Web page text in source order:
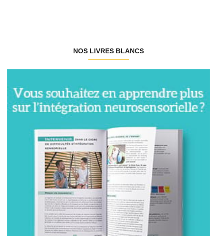
NOS LIVRES BLANCS